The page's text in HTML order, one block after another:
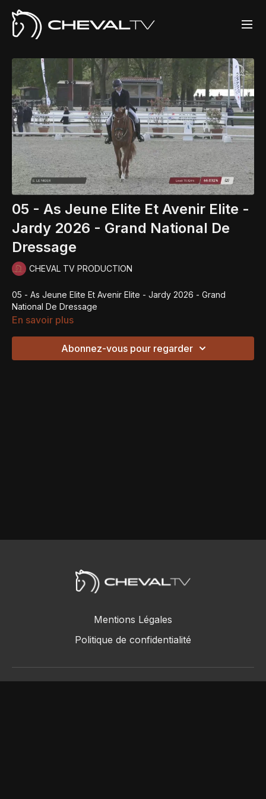
05 - As Jeune Elite Et Avenir Elite -
Jardy 2026 - Grand National De
Dressage
CHEVAL TV PRODUCTION
05 - As Jeune Elite Et Avenir Elite - Jardy 2026 - Grand
National De Dressage
En savoir plus
Abonnez-vous pour regarder
Mentions Légales
Politique de confidentialité